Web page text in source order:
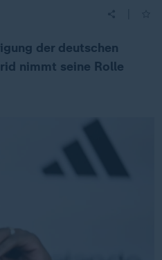
der deutschen
nimmt seine Rolle